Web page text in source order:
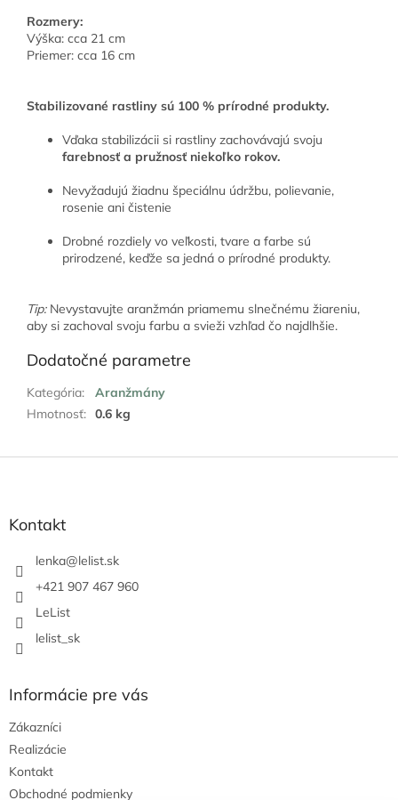
Rozmery:
Výška: cca 21 cm
Priemer: cca 16 cm
Stabilizované rastliny sú 100 % prírodné produkty.
Vďaka stabilizácii si rastliny zachovávajú svoju
farebnosť a pružnosť niekoľko rokov.
Nevyžadujú žiadnu špeciálnu údržbu, polievanie,
rosenie ani čistenie
Drobné rozdiely vo veľkosti, tvare a farbe sú
prirodzené, keďže sa jedná o prírodné produkty.
Tip:Nevystavujte aranžmán priamemu slnečnému žiareniu,
aby si zachoval svoju farbu a svieži vzhľad čo najdlhšie.
Dodatočné parametre
Kategória:
Aranžmány
Hmotnosť: 0.6 kg
Kontakt
lenka@lelist.sk
+421 907 467 960
LeList
lelist_sk
Informácie pre vás
Zákazníci
Realizácie
Kontakt
Obchodné podmienky